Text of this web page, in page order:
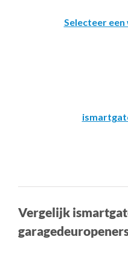
Vergelijk